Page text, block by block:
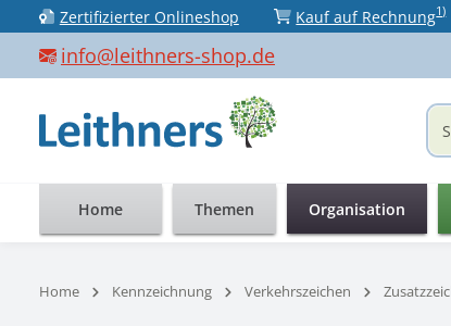
Hauptinhalt springen
Zur Suche springen
Zur Hauptnavigation springen
Zertifizierter Onlineshop Kauf auf Rechnung1)
info@leithners-shop.de
Home Themen Organisation
Home Kennzeichnung Verkehrszeichen